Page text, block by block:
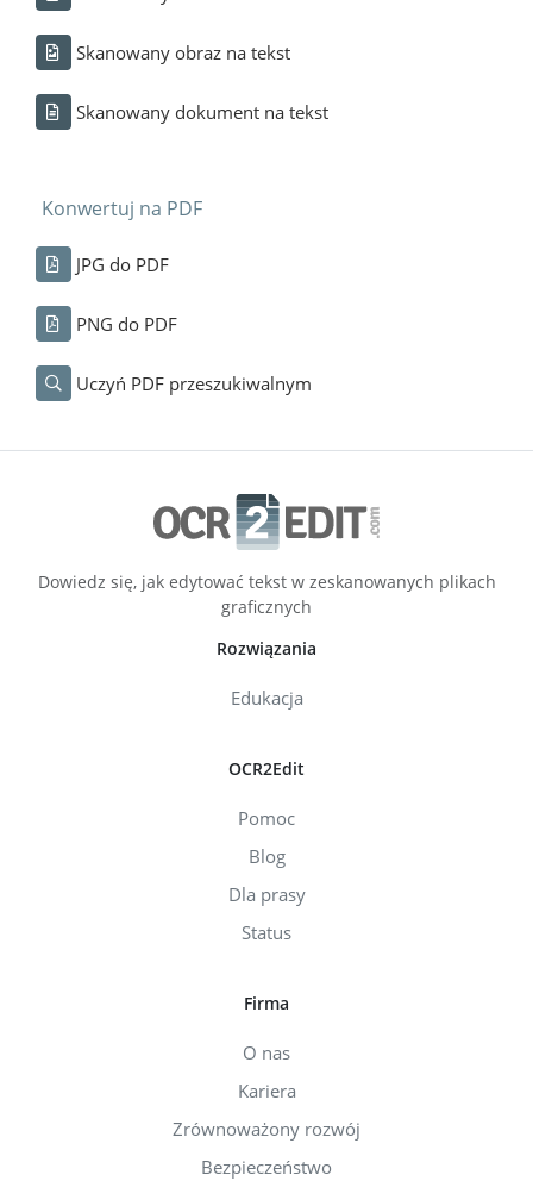
Skanowany obraz na tekst
Skanowany dokument na tekst
Konwertuj na PDF
JPG do PDF
PNG do PDF
Uczyń PDF przeszukiwalnym
Dowiedz się, jak edytować tekst w zeskanowanych plikach
graficznych
Rozwiązania
Edukacja
OCR2Edit
Pomoc
Blog
Dla prasy
Status
Firma
O nas
Kariera
Zrównoważony rozwój
Bezpieczeństwo